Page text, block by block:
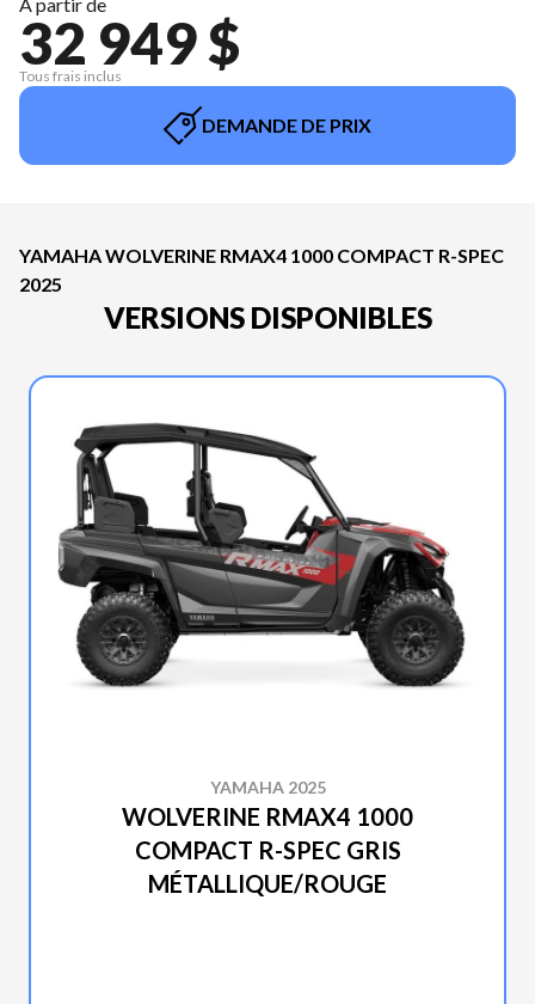
32 949 $
Tous frais inclus
DEMANDE DE PRIX
YAMAHA WOLVERINE RMAX4 1000 COMPACT R-SPEC
2025
VERSIONS DISPONIBLES
YAMAHA 2025
WOLVERINE RMAX4 1000
COMPACT R-SPEC GRIS
MÉTALLIQUE/ROUGE